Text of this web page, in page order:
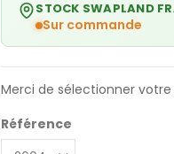
STOCK SWAPLAND
Sur commande
Merci de sélectionner
Référence